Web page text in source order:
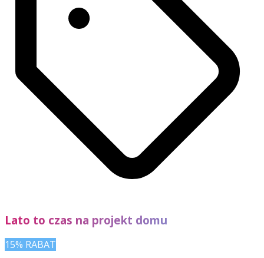
Lato to czas na projekt domu
15% RABAT